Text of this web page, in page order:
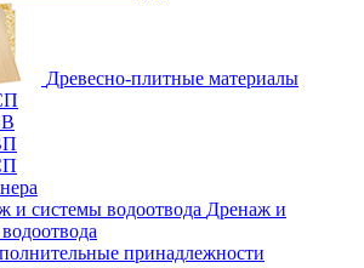
Древесно-плитные материалы
Дренаж и
принадлежности